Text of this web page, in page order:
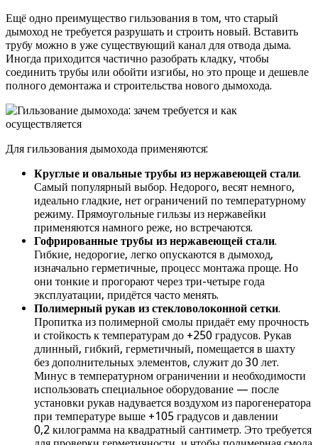
Ещё одно преимущество гильзования в том, что старый
дымоход не требуется разрушать и строить новый. Вставить
трубу можно в уже существующий канал для отвода дыма.
Иногда приходится частично разобрать кладку, чтобы
соединить трубы или обойти изгибы, но это проще и дешевле
полного демонтажа и строительства нового дымохода.
Для гильзования дымохода применяются:
Круглые и овальные трубы из нержавеющей стали.
Самый популярный выбор. Недорого, весят немного,
идеально гладкие, нет ограничений по температурному
режиму. Прямоугольные гильзы из нержавейки
применяются намного реже, но встречаются.
Гофрированные трубы из нержавеющей стали.
Гибкие, недорогие, легко опускаются в дымоход,
изначально герметичные, процесс монтажа проще. Но
они тонкие и прогорают через три-четыре года
эксплуатации, придётся часто менять.
Полимерный рукав из стекловолоконной сетки.
Пропитка из полимерной смолы придаёт ему прочность
и стойкость к температурам до +250 градусов. Рукав
длинный, гибкий, герметичный, помещается в шахту
без дополнительных элементов, служит до 30 лет.
Минус в температурном ограничении и необходимости
использовать специальное оборудование — после
установки рукав надувается воздухом из парогенератора
при температуре выше +105 градусов и давлении
0,2 килограмма на квадратный сантиметр. Это требуется